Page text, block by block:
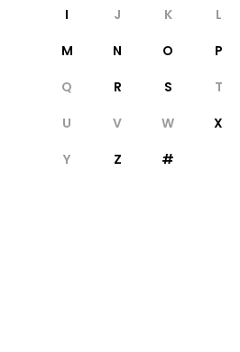
I
J K
L
M
N O
P
Q
R S
T
U
V W
X
Y
Z #